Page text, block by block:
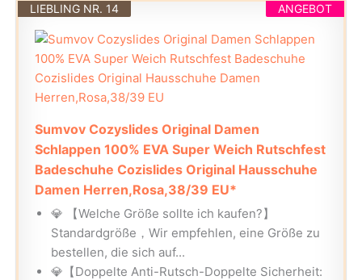
ANGEBOT
LIEBLING NR. 14
Sumvov Cozyslides Original Damen
Schlappen 100% EVA Super Weich Rutschfest
Badeschuhe Cozislides Original Hausschuhe
Damen Herren,Rosa,38/39 EU*
💎 【Welche Größe sollte ich kaufen?】
Standardgröße，Wir empfehlen, eine Größe zu
bestellen, die sich auf...
💎【Doppelte Anti-Rutsch-Doppelte Sicherheit: